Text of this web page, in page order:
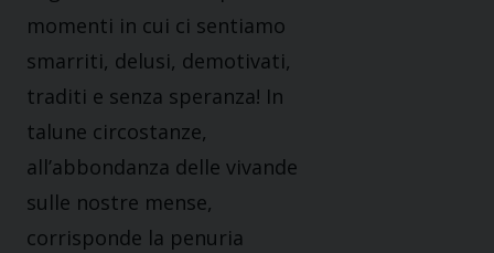
momenti in cui ci sentiamo
smarriti, delusi, demotivati,
traditi e senza speranza! In
talune circostanze,
all’abbondanza delle vivande
sulle nostre mense,
corrisponde la penuria